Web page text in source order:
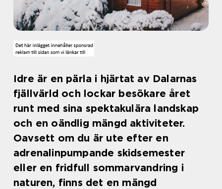
Idre är en pärla i hjärtat av Dalarnas
fjällvärld och lockar besökare året
runt med sina spektakulära landskap
och en oändlig mängd aktiviteter.
Oavsett om du är ute efter en
adrenalinpumpande skidsemester
eller en fridfull sommarvandring i
naturen, finns det en mängd